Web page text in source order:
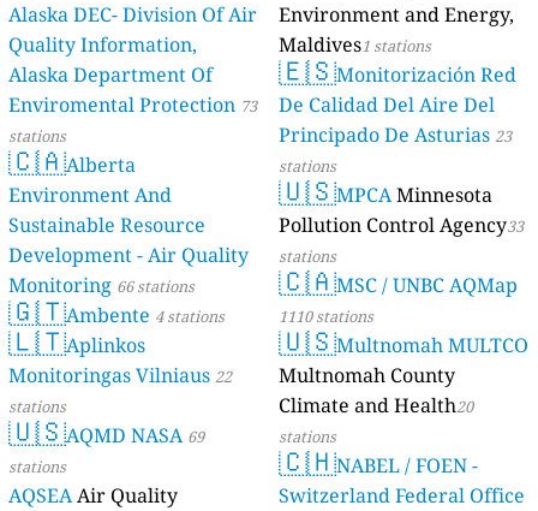
Alaska DEC- Division Of Air
Quality Information,
Alaska Department Of
Enviromental Protection 73
stations
🇨🇦Alberta
Environment And
Sustainable Resource
Development - Air Quality
Monitoring 66 stations
🇬🇹Ambente 4 stations
🇱🇹Aplinkos
Monitoringas Vilniaus 22
stations
🇺🇸AQMD NASA 69
stations
AQSEAAir Quality
Environment and Energy,
Maldives1 stations
🇪🇸Monitorización Red
De Calidad Del Aire Del
Principado De Asturias 23
stations
🇺🇸MPCAMinnesota
Pollution Control Agency33
stations
🇨🇦MSC / UNBC AQMap
1110 stations
🇺🇸Multnomah MULTCO
Multnomah County
Climate and Health20
stations
🇨🇭NABEL / FOEN -
Switzerland Federal Office